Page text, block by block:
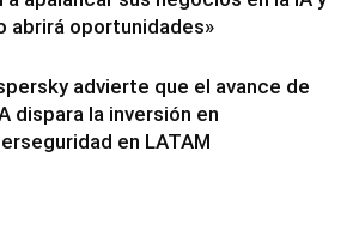
abrirá oportunidades»
advierte que el avance de
dispara la inversión en
en LATAM